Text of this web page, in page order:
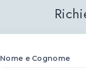
Nome e Cognome